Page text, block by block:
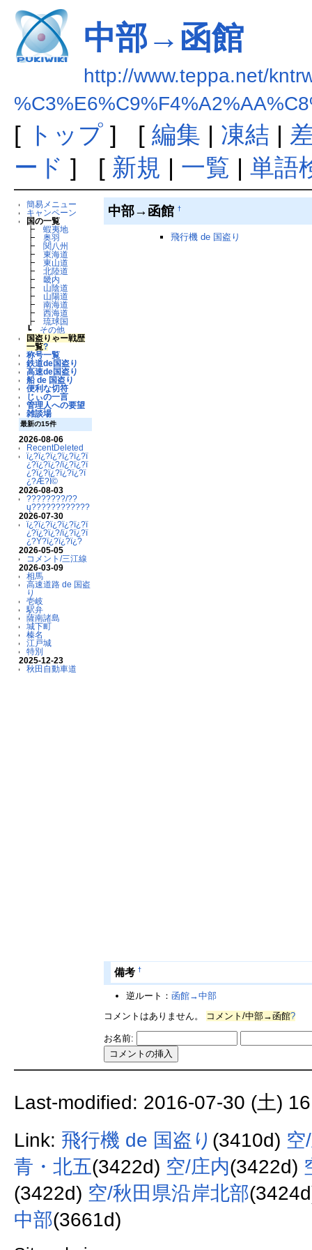
中部→函館
http://www.teppa.net/
[ トップ] [ 編集 | 凍結 |
ード ] [ 新規 | 一覧 | 単語
簡易メニュー
キャンペーン
国の一覧
┣蝦夷地
┣奥羽
┣ 関八州
┣東海道
┣東山道
┣北陸道
┣畿内
┣ 山陰道
┣ 山陽道
┣南海道
┣西海道
┣琉球国
┗ その他
国盗りゃー戦歴
一覧?
称号一覧
鉄道de国盗り
高速de国盗り
船 de 国盗り
便利な切符
じぃの一言
管理人への要望
雑談場
最新の15件
2026-08-06
RecentDeleted
ï¿?ï¿?ï¿?ï¿?ï¿?ï
¿?ï¿?ï¿?/ï¿?ï¿?ï
¿?ï¿?ï¿?ï¿?ï¿?ï
¿?Æ?Ï©
2026-08-03
????????/??
ų????????????
2026-07-30
ï¿?ï¿?ï¿?ï¿?ï¿?ï
¿?ï¿?ï¿?/ï¿?ï¿?ï
¿?Ý?ï¿?ï¿?ï¿?
2026-05-05
コメント/三江線
2026-03-09
相馬
高速道路 de 国盗
り
壱岐
駅弁
薩南諸島
城下町
榛名
江戸城
特別
2025-12-23
秋田自動車道
中部→函館 †
飛行機 de 国盗り
備考 †
逆ルート：函館→中部
コメントはありません。
コメント/中部→函館?
お名前:
Last-modified: 2016-07-30 (土)
Link: 飛行機 de 国盗り (3410d) 空
青・北五(3422d) 空/庄内(3422d)
(3422d) 空/秋田県沿岸北部
中部(3661d)